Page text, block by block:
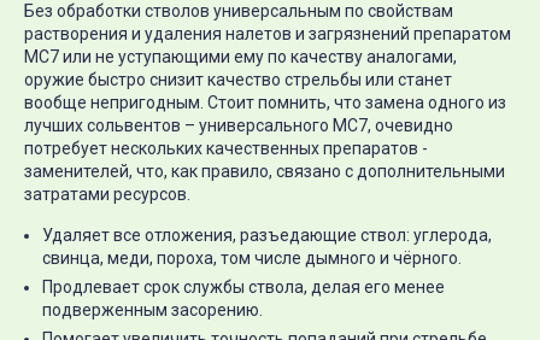
Без обработки стволов универсальным по свойствам
растворения и удаления налетов и загрязнений препаратом
МС7 или не уступающими ему по качеству аналогами,
оружие быстро снизит качество стрельбы или станет
вообще непригодным. Стоит помнить, что замена одного из
лучших сольвентов – универсального МС7, очевидно
потребует нескольких качественных препаратов -
заменителей, что, как правило, связано с дополнительными
затратами ресурсов.
Удаляет все отложения, разъедающие ствол: углерода,
свинца, меди, пороха, том числе дымного и чёрного.
Продлевает срок службы ствола, делая его менее
подверженным засорению.